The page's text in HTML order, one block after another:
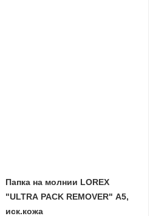
Папка на молнии LOREX
"ULTRA PACK REMOVER" А5,
иск.кожа